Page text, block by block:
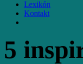
Lexikón
Kontakt
5